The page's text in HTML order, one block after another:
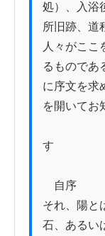
処）、入浴
所旧跡、道
人々がここ
るものであ
に序文を求
を開いてお
文
す
自序
それ、陽と
石、あるい